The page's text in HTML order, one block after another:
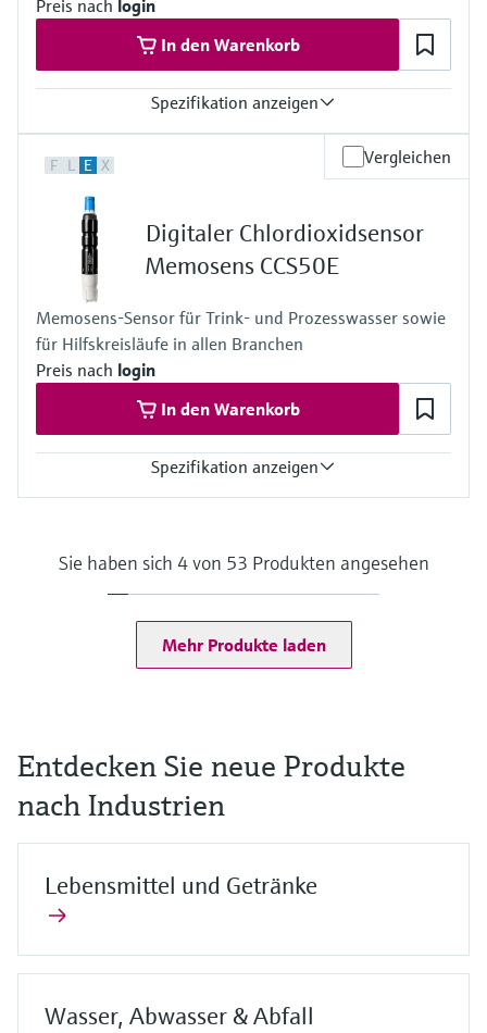
Preis nach login
In den Warenkorb
Spezifikation anzeigen
Volumenfluss:
±3% v.M. für DN 15
±2% v.M. DN 25…200
±2% v.M.. ab DN 200
Messbereich
0…15 m/s (0…50 ft/s)
Messstofftemperaturbereich
DN 15…65 (½…2½"): -40…+150°C (–40…+302 °F)
DN 50…4000 (2…160"): –40…+170°C (–40…+338 °F)
DN 50...600 (2...24"): 150...550°C (+150...1022°F)
Max. Prozessdruck
F L E X Vergleichen
Digitaler Chlordioxidsensor
Memosens CCS50E
Memosens-Sensor für Trink- und Prozesswasser sowie
für Hilfskreisläufe in allen Branchen
Preis nach login
In den Warenkorb
Spezifikation anzeigen
Standard: 0 bis 20 mg/l ClO2
Prozesstemperatur
0 … 55 °C, nicht-gefrierend
Sie haben sich 4 von 53 Produkten angesehen
Mehr Produkte laden
Entdecken Sie neue Produkte
nach Industrien
Lebensmittel und Getränke
Wasser, Abwasser & Abfall